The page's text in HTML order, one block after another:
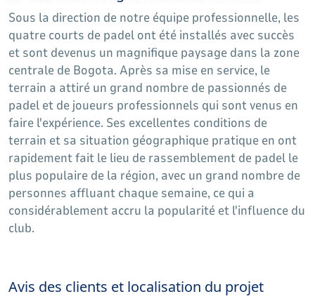
Sous la direction de notre équipe professionnelle, les
quatre courts de padel ont été installés avec succès
et sont devenus un magnifique paysage dans la zone
centrale de Bogota. Après sa mise en service, le
terrain a attiré un grand nombre de passionnés de
padel et de joueurs professionnels qui sont venus en
faire l'expérience. Ses excellentes conditions de
terrain et sa situation géographique pratique en ont
rapidement fait le lieu de rassemblement de padel le
plus populaire de la région, avec un grand nombre de
personnes affluant chaque semaine, ce qui a
considérablement accru la popularité et l'influence du
club.
Avis des clients et localisation du projet